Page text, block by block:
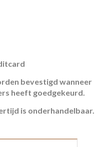
bevestigd wanneer
heeft goedgekeurd.
is onderhandelbaar.